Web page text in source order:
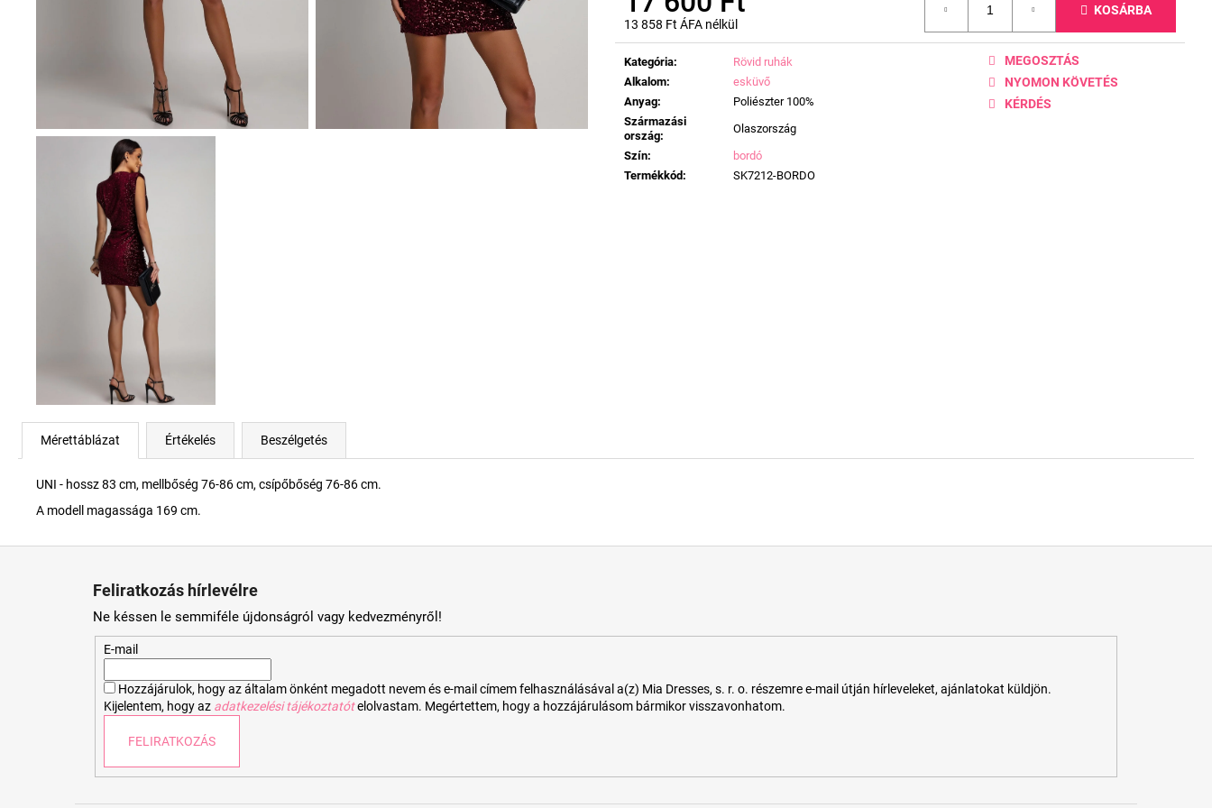
13 858 Ft ÁFA nélkül
Egységár:
KOSÁRBA
Kategória:
Rövid ruhák
Alkalom:
esküvő
Anyag:
Poliészter 100%
Származási
ország:
Olaszország
Szín:
bordó
Termékkód: SK7212-BORDO
KÉRDÉS
NYOMON KÖVETÉS
MEGOSZTÁS
Mérettáblázat Értékelés Beszélgetés
UNI - hossz 83 cm, mellbőség 76-86 cm, csípőbőség 76-86 cm.
A modell magassága 169 cm.
Feliratkozás hírlevélre
Ne késsen le semmiféle újdonságról vagy kedvezményről!
E-mail
Hozzájárulok, hogy az általam önként megadott nevem és e-mail címem felhasználásával a(z) Mia Dresses, s. r. o. részemre e-mail útján hírleveleket, ajánlatokat küldjön.
Kijelentem, hogy az adatkezelési tájékoztatót elolvastam. Megértettem, hogy a hozzájárulásom bármikor visszavonhatom.
FELIRATKOZÁS